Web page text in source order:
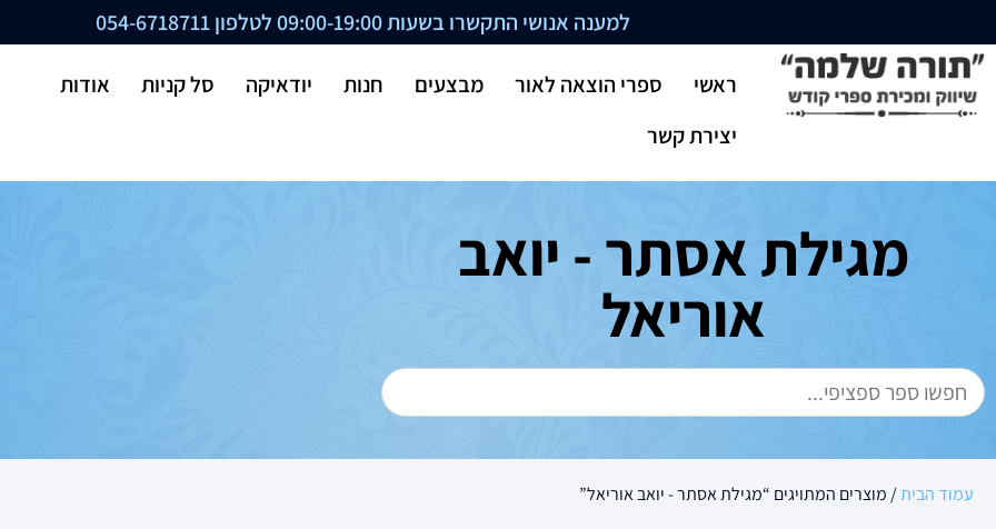
למענה אנושי התקשרו בשעות 09:00-19:00 לטלפון 054-6718711
ראשי ספרי הוצאה לאור מבצעים חנות יודאיקה סל קניות
אודות
יצירת קשר
מגילת אסתר - יואב
אוריאל
עמוד הבית/ מוצרים המתויגים “מגילת אסתר - יואב אוריאל”